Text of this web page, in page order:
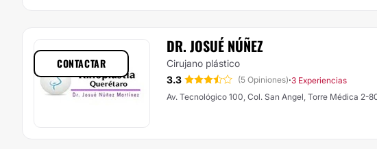
DR. JOSUÉ NÚÑEZ
Cirujano plástico
3.3
(5 Opiniones)·3 Experiencias
Av. Tecnológico 100, Col. San
CONTACTAR